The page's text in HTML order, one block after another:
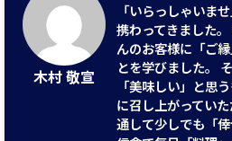
木村 敬宣
「いらっしゃいま
携わってきました
んのお客様に「ご
とを学びました。
「美味しい」と思
に召し上がってい
通して少しでも「